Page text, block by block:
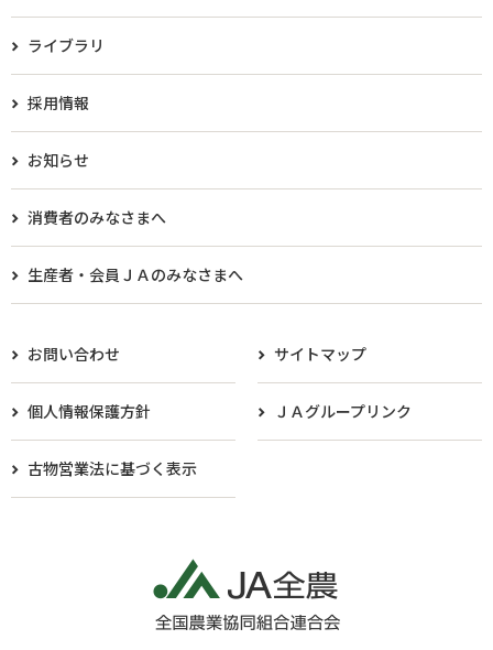
ライブラリ
採用情報
お知らせ
消費者のみなさまへ
生産者・会員ＪＡのみなさまへ​
お問い合わせ サイトマップ
個人情報保護方針 ＪＡグループリンク
古物営業法に基づく表示